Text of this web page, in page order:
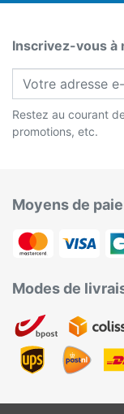
Inscrivez-vous à
Restez au courant
promotions, etc.
Moyens de
Modes de